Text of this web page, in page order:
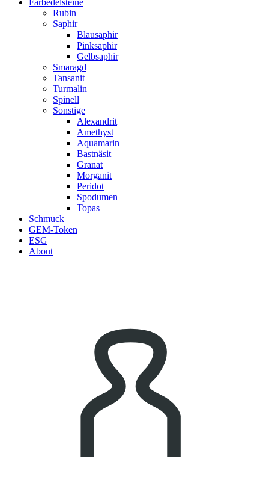
Farbedelsteine
Rubin
Saphir
Blausaphir
Pinksaphir
Gelbsaphir
Smaragd
Tansanit
Turmalin
Spinell
Sonstige
Alexandrit
Amethyst
Aquamarin
Bastnäsit
Granat
Morganit
Peridot
Spodumen
Topas
Schmuck
GEM-Token
ESG
About